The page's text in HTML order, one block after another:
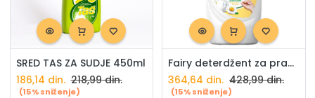
SRED TAS ZA SUDJE 450ml
186,14 din. 218,99din.
(15% sniženje)
Fairy deterdžent za pranje sudova kamilica 900ml
364,64 din. 428,99din.
(15% sniženje)